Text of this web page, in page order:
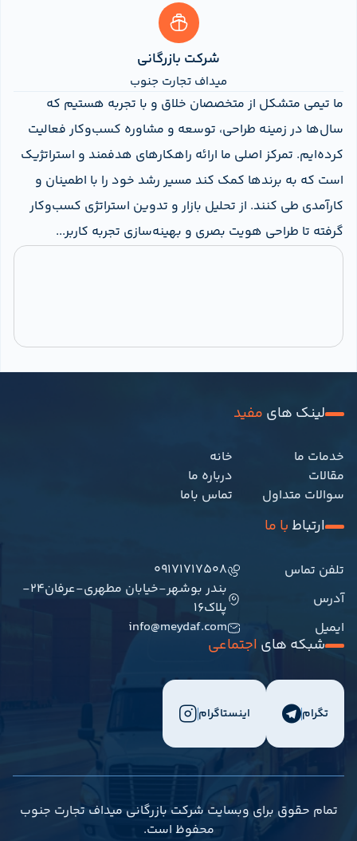
شرکت بازرگانی
میداف تجارت جنوب
ما تیمی متشکل از متخصصان خلاق و با تجربه هستیم که
سال‌ها در زمینه طراحی، توسعه و مشاوره کسب‌وکار فعالیت
کرده‌ایم. تمرکز اصلی ما ارائه راهکارهای هدفمند و استراتژیک
است که به برندها کمک کند مسیر رشد خود را با اطمینان و
کارآمدی طی کنند. از تحلیل بازار و تدوین استراتژی کسب‌وکار
گرفته تا طراحی هویت بصری و بهینه‌سازی تجربه کاربر...
لینک های مفید
خدمات ما
خانه
مقالات
درباره ما
سوالات متداول
تماس باما
ارتباط با ما
تلفن تماس
09171717508
آدرس
بندر بوشهر-خیابان مطهری-عرفان24-
پلاک16
ایمیل
info@meydaf.com
شبکه های اجتماعی
تگرام اینستاگرام
تمام حقوق برای وبسایت شرکت بازرگانی میداف تجارت جنوب
محفوظ است.